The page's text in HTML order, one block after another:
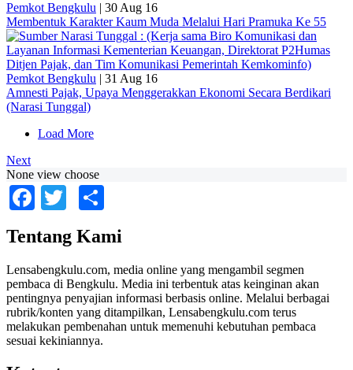
Pemkot Bengkulu | 30 Aug 16
Membentuk Karakter Kaum Muda Melalui Hari Pramuka Ke 55
Pemkot Bengkulu | 31 Aug 16
Amnesti Pajak, Upaya Menggerakkan Ekonomi Secara Berdikari
(Narasi Tunggal)
Load More
Next
None view choose
Facebook
Twitter
Tentang Kami
Lensabengkulu.com, media online yang mengambil segmen
pembaca di Bengkulu. Media ini terbentuk atas keinginan akan
pentingnya penyajian informasi berbasis online. Melalui berbagai
rubrik/konten yang ditampilkan, Lensabengkulu.com terus
melakukan pembenahan untuk memenuhi kebutuhan pembaca
sesuai kekiniannya.